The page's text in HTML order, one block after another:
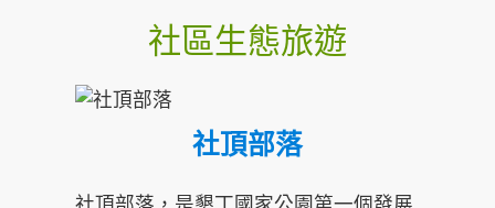
社區生態旅遊
社頂部落